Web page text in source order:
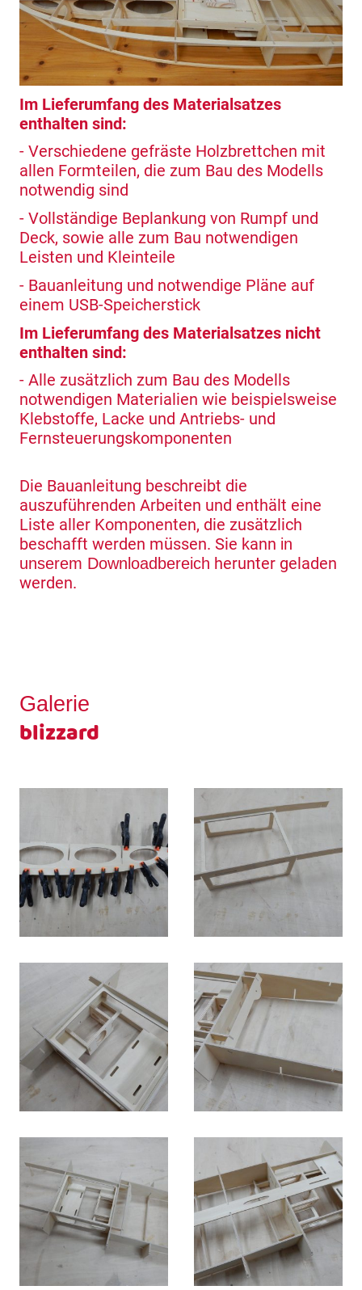
Im Lieferumfang des Materialsatzes
enthalten sind:
- Verschiedene gefräste Holzbrettchen mit
allen Formteilen, die zum Bau des Modells
notwendig sind
- Vollständige Beplankung von Rumpf und
Deck, sowie alle zum Bau notwendigen
Leisten und Kleinteile
- Bauanleitung und notwendige Pläne auf
einem USB-Speicherstick
Im Lieferumfang des Materialsatzes nicht
enthalten sind:
- Alle zusätzlich zum Bau des Modells
notwendigen Materialien wie beispielsweise
Klebstoffe, Lacke und Antriebs- und
Fernsteuerungskomponenten
Die Bauanleitung beschreibt die
auszuführenden Arbeiten und enthält eine
Liste aller Komponenten, die zusätzlich
beschafft werden müssen. Sie kann in
unserem Downloadbereich herunter geladen
werden.
Galerie
blizzard